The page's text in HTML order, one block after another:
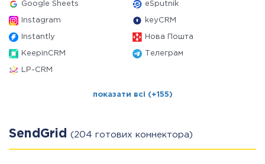
Google Sheets eSputnik
Instagram keyCRM
Instantly Нова Пошта
KeepinCRM Телеграм
LP-CRM
показати всі (+155)
SendGrid (204 готових коннектора)